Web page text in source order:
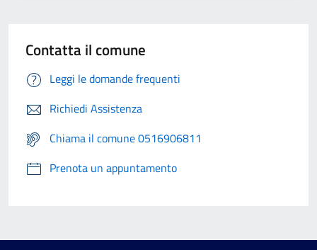
Contatta il comune
Leggi le domande frequenti
Richiedi Assistenza
Chiama il comune 0516906811
Prenota un appuntamento